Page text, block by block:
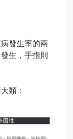
發生率的兩
生，手指則
類：